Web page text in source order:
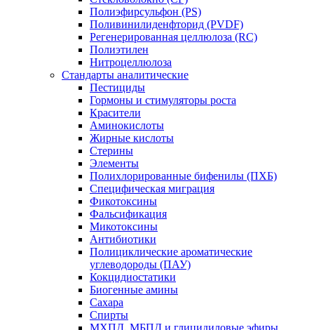
Полиэфирсульфон (PS)
Поливинилиденфторид (PVDF)
Регенерированная целлюлоза (RC)
Полиэтилен
Нитроцеллюлоза
Стандарты аналитические
Пестициды
Гормоны и стимуляторы роста
Красители
Аминокислоты
Жирные кислоты
Стерины
Элементы
Полихлорированные бифенилы (ПХБ)
Специфическая миграция
Фикотоксины
Фальсификация
Микотоксины
Антибиотики
Полициклические ароматические
углеводороды (ПАУ)
Кокцидиостатики
Биогенные амины
Сахара
Спирты
МХПД, МБПД и глицидиловые эфиры